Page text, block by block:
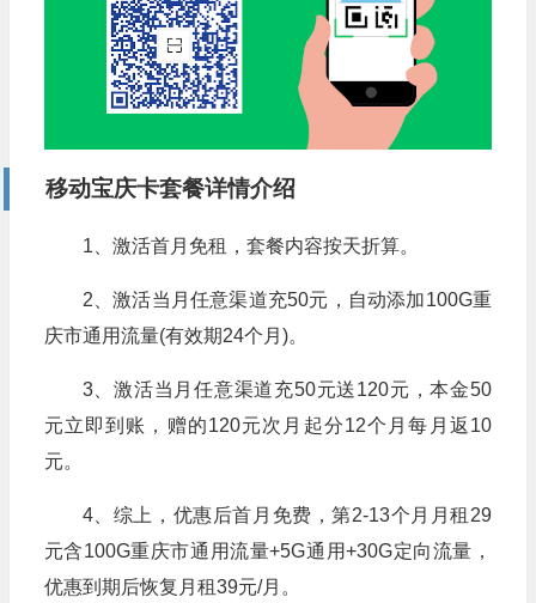
移动宝庆卡套餐详情介绍
1、激活首月免租，套餐内容按天折算。
2、激活当月任意渠道充50元，自动添加100G重
庆市通用流量(有效期24个月)。
3、激活当月任意渠道充50元送120元，本金50
元立即到账，赠的120元次月起分12个月每月返10
元。
4、综上，优惠后首月免费，第2-13个月月租29
元含100G重庆市通用流量+5G通用+30G定向流量，
优惠到期后恢复月租39元/月。